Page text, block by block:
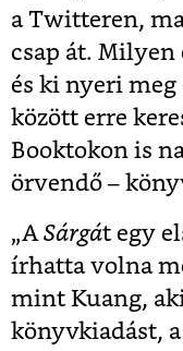
a Twitteren,
csap át.
és ki nyeri meg
között erre
Booktokon is
örvendő –
„A Sárgát egy
írhatta volna
mint Kuang,
könyvkiadást,